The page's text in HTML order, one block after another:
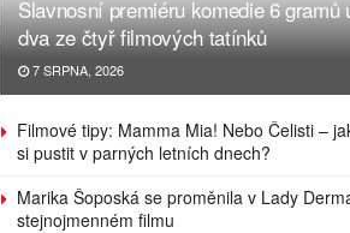
Slavnosní premiéru komedie 6 gramů
dva ze čtyř filmových tatínků
7 SRPNA, 2026
Filmové tipy: Mamma Mia! Nebo Čelisti –
si pustit v parných letních dnech?
Marika Šoposká se proměnila v Lady
stejnojmenném filmu